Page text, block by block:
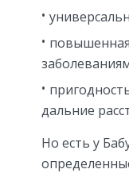
дальние
Но есть у